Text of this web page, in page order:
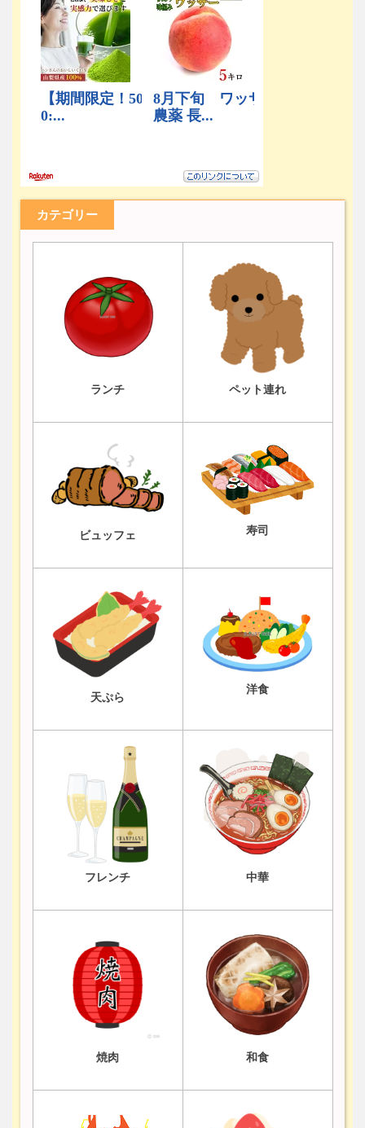
カテゴリー
ランチ ペット連れ
ビュッフェ 寿司
天ぷら
洋食
フレンチ 中華
焼肉 和食